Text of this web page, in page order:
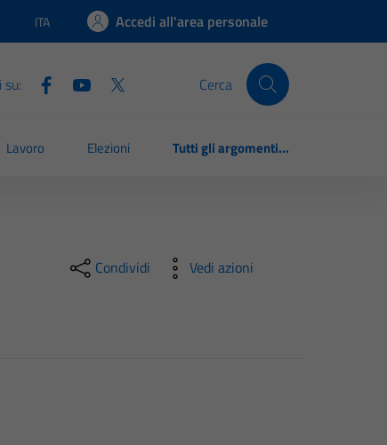
Lingua attiva:
ITA Accedi all'area personale
su: Cerca
Lavoro Elezioni Tutti gli argomenti...
Condividi Vedi azioni